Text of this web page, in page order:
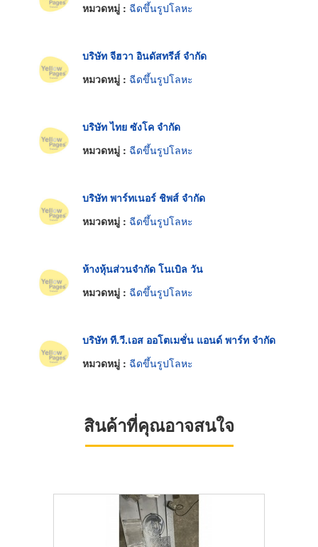
หมวดหมู่ : ฉีดขึ้นรูปโลหะ
บริษัท จีฮวา อินดัสทรีส์ จำกัด
หมวดหมู่ : ฉีดขึ้นรูปโลหะ
บริษัท ไทย ซังโค จำกัด
หมวดหมู่ : ฉีดขึ้นรูปโลหะ
บริษัท พาร์ทเนอร์ ชิพส์ จำกัด
หมวดหมู่ : ฉีดขึ้นรูปโลหะ
ห้างหุ้นส่วนจำกัด โนเบิล วัน
หมวดหมู่ : ฉีดขึ้นรูปโลหะ
บริษัท ที.วี.เอส ออโตเมชั่น แอนด์ พาร์ท จำกัด
หมวดหมู่ : ฉีดขึ้นรูปโลหะ
สินค้าที่คุณอาจสนใจ